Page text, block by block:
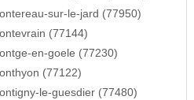
sur-le-jard (77950)
(77144)
en-goele (77230)
(77122)
le-guesdier (77480)